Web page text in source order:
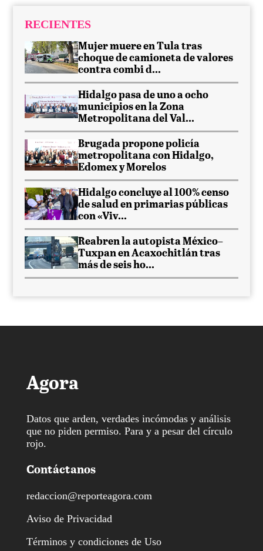
RECIENTES
Mujer muere en Tula tras
choque de camioneta de valores
contra combi d...
Hidalgo pasa de uno a ocho
municipios en la Zona
Metropolitana del Val...
Brugada propone policía
metropolitana con Hidalgo,
Edomex y Morelos
Hidalgo concluye al 100% censo
de salud en primarias públicas
con «Viv...
Reabren la autopista México–
Tuxpan en Acaxochitlán tras
más de seis ho...
Agora
Datos que arden, verdades incómodas y análisis
que no piden permiso. Para y a pesar del círculo
rojo.
Contáctanos
redaccion@reporteagora.com
Aviso de Privacidad
Términos y condiciones de Uso